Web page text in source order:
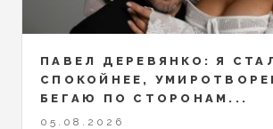
ПАВЕЛ ДЕРЕВЯНКО: Я
СПОКОЙНЕЕ,
БЕГАЮ ПО СТОРОНАМ...
05.08.2026